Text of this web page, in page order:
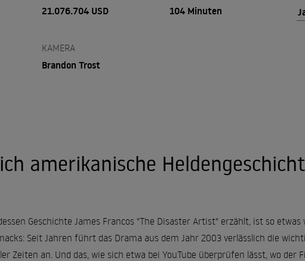
21.076.704 USD 104 Minuten
KAMERA
Brandon Trost
amerikanische
Geschichte James Francos "The Disaster Artist" erzählt, ist so
Seit Jahren führt das Drama aus dem Jahr 2003 verlässlich die
Zeiten an. Und das, wie sich etwa bei YouTube überprüfen lässt, wo der